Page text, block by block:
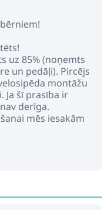
uz 85% (noņemts
un pedāļi). Pircējs
montāžu
Ja šī prasība ir
derīga.
mēs iesakām